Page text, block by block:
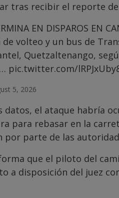
tras recibir el reporte
EN DISPAROS
volteo y un bus de
Quetzaltenango,
pic.twitter.com/
5, 2026
datos, el ataque habría
para rebasar en la
por parte de las
que el piloto del
a disposición del juez